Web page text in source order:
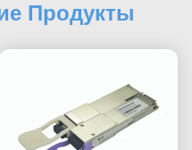
Продукты